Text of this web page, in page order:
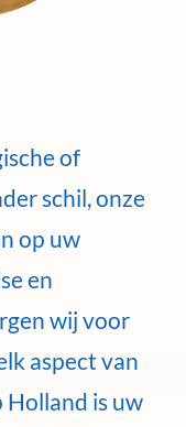
of
schil, onze
op uw
en
wij voor
aspect van
Holland is uw